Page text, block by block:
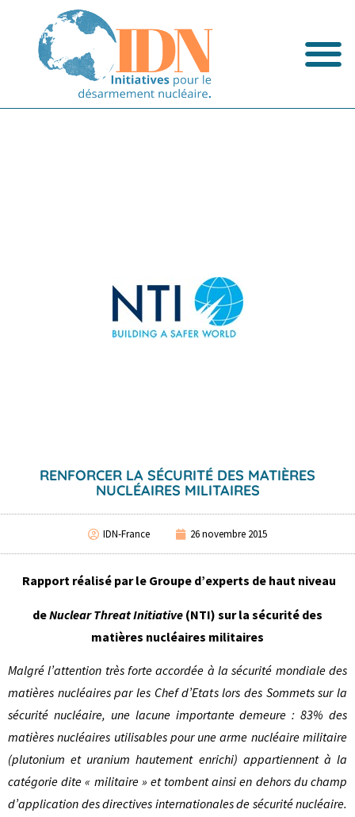
RENFORCER LA SÉCURITÉ DES MATIÈRES
NUCLÉAIRES MILITAIRES
IDN-France 26 novembre 2015
Rapport réalisé par le Groupe d’experts de haut niveau
deNuclear Threat Initiative (NTI) sur la sécurité des
matières nucléaires militaires
Malgré l’attention très forte accordée à la sécurité mondiale des
matières nucléaires par les Chef d’Etats lors des Sommets sur la
sécurité nucléaire, une lacune importante demeure : 83% des
matières nucléaires utilisables pour une arme nucléaire militaire
(plutonium et uranium hautement enrichi) appartiennent à la
catégorie dite « militaire » et tombent ainsi en dehors du champ
d’application des directives internationales de sécurité nucléaire.